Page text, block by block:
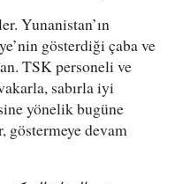
Yunanistan’ın
gösterdiği çaba ve
TSK personeli ve
sabırla iyi
yönelik bugüne
göstermeye devam